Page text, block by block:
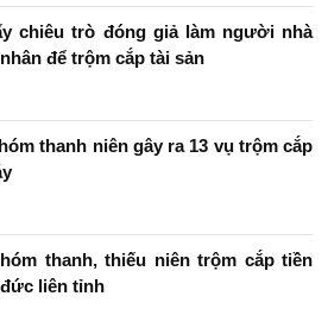
chiêu trò đóng giả làm người nhà
để trộm cắp tài sản
thanh niên gây ra 13 vụ trộm cắp
thanh, thiếu niên trộm cắp tiền
liên tỉnh